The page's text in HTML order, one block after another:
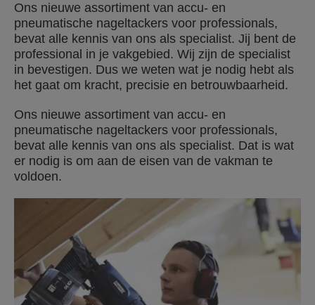
Ons nieuwe assortiment van accu- en
pneumatische nageltackers voor professionals,
bevat alle kennis van ons als specialist. Jij bent de
professional in je vakgebied. Wij zijn de specialist
in bevestigen. Dus we weten wat je nodig hebt als
het gaat om kracht, precisie en betrouwbaarheid.
Ons nieuwe assortiment van accu- en
pneumatische nageltackers voor professionals,
bevat alle kennis van ons als specialist. Dat is wat
er nodig is om aan de eisen van de vakman te
voldoen.